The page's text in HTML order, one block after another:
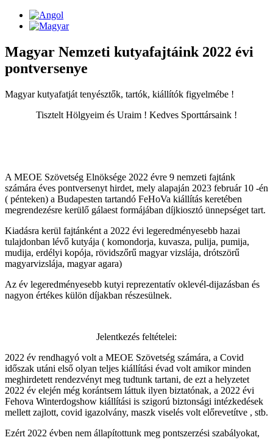
Magyar Nemzeti kutyafajtáink 2022 évi
pontversenye
Magyar kutyafatját tenyésztők, tartók, kiállítók figyelmébe !
Tisztelt Hölgyeim és Uraim ! Kedves Sporttársaink !
A MEOE Szövetség Elnöksége 2022 évre 9 nemzeti fajtánk
számára éves pontversenyt hirdet, mely alapaján 2023 február 10 -én
( pénteken) a Budapesten tartandó FeHoVa kiállítás keretében
megrendezésre kerülő gálaest formájában díjkiosztó ünnepséget tart.
Kiadásra kerül fajtánként a 2022 évi legeredményesebb hazai
tulajdonban lévő kutyája ( komondorja, kuvasza, pulija, pumija,
mudija, erdélyi kopója, rövidszőrű magyar vizslája, drótszörű
magyarvizslája, magyar agara)
Az év legeredményesebb kutyi reprezentatív oklevél-dijazásban és
nagyon értékes külön díjakban részesülnek.
Jelentkezés feltételei:
2022 év rendhagyó volt a MEOE Szövetség számára, a Covid
időszak utáni első olyan teljes kiállítási évad volt amikor minden
meghirdetett rendezvényt meg tudtunk tartani, de ezt a helyzetet
2022 év elején még korántsem láttuk ilyen biztatónak, a 2022 évi
Fehova Winterdogshow kiállítási is szigorú biztonsági intézkedések
mellett zajlott, covid igazolvány, maszk viselés volt előrevetítve , stb.
Ezért 2022 évben nem állapítottunk meg pontszerzési szabályokat,